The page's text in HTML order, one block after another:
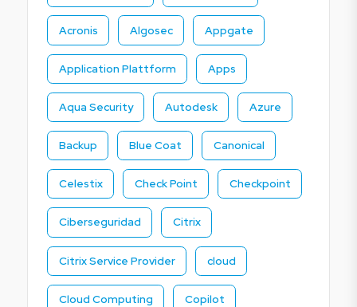
Acronis Algosec Appgate
Application Plattform Apps
Aqua Security Autodesk Azure
Backup Blue Coat Canonical
Celestix Check Point Checkpoint
Ciberseguridad Citrix
Citrix Service Provider cloud
Cloud Computing Copilot